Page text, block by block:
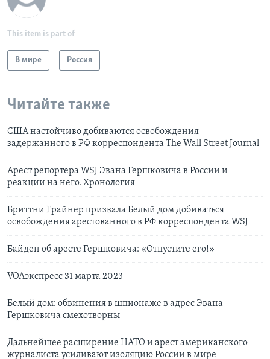
This item is part of
В мире Россия
Читайте также
США настойчиво добиваются освобождения
задержанного в РФ корреспондента The Wall Street Journal
Арест репортера WSJ Эвана Гершковича в России и
реакции на него. Хронология
Бриттни Грайнер призвала Белый дом добиваться
освобождения арестованного в РФ корреспондента WSJ
Байден об аресте Гершковича: «Отпустите его!»
VOAэкспресс 31 марта 2023
Белый дом: обвинения в шпионаже в адрес Эвана
Гершковича смехотворны
Дальнейшее расширение НАТО и арест американского
журналиста усиливают изоляцию России в мире